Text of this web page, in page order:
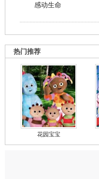
感动生命
热门推荐
花园宝宝